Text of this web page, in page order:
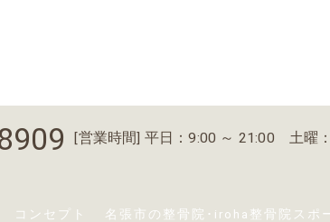
[営業時間] 平日：9:00 ～ 21:00 土曜
コンセプト 名張市の整骨院･iroha整骨院スポ